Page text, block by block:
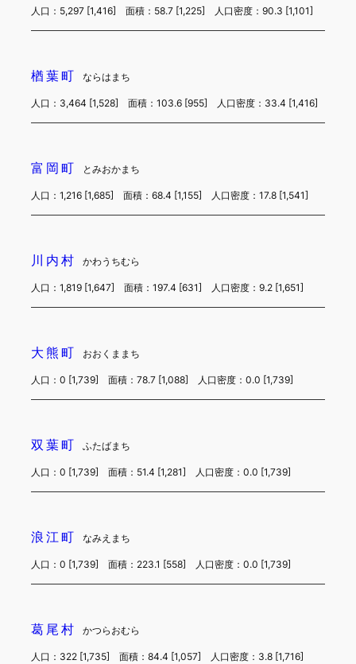
人口：5,297 [1,416] 面積：58.7 [1,225] 人口密度：90.3 [1,101]
楢葉町 ならはまち
人口：3,464 [1,528] 面積：103.6 [955] 人口密度：33.4 [1,416]
富岡町 とみおかまち
人口：1,216 [1,685] 面積：68.4 [1,155] 人口密度：17.8 [1,541]
川内村 かわうちむら
人口：1,819 [1,647] 面積：197.4 [631] 人口密度：9.2 [1,651]
大熊町 おおくままち
人口：0 [1,739] 面積：78.7 [1,088] 人口密度：0.0 [1,739]
双葉町 ふたばまち
人口：0 [1,739] 面積：51.4 [1,281] 人口密度：0.0 [1,739]
浪江町 なみえまち
人口：0 [1,739] 面積：223.1 [558] 人口密度：0.0 [1,739]
葛尾村 かつらおむら
人口：322 [1,735] 面積：84.4 [1,057] 人口密度：3.8 [1,716]